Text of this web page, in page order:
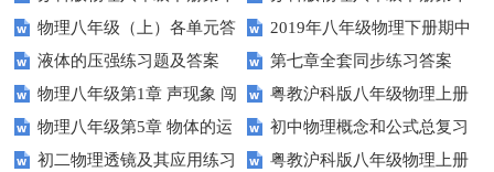
单元 压强与浮力 综合测试卷(B)
含答案
单元 压强与浮力 综合测试卷(A)
含答案
物理八年级（上）各单元答
案
2019年八年级物理下册期中
考试试卷及答案
液体的压强练习题及答案
第七章全套同步练习答案
物理八年级第1章 声现象 闯
关测试A
粤教沪科版八年级物理上册
期末测试题及答案（B卷）
物理八年级第5章 物体的运
动 闯关测试A
初中物理概念和公式总复习
初二物理透镜及其应用练习
粤教沪科版八年级物理上册